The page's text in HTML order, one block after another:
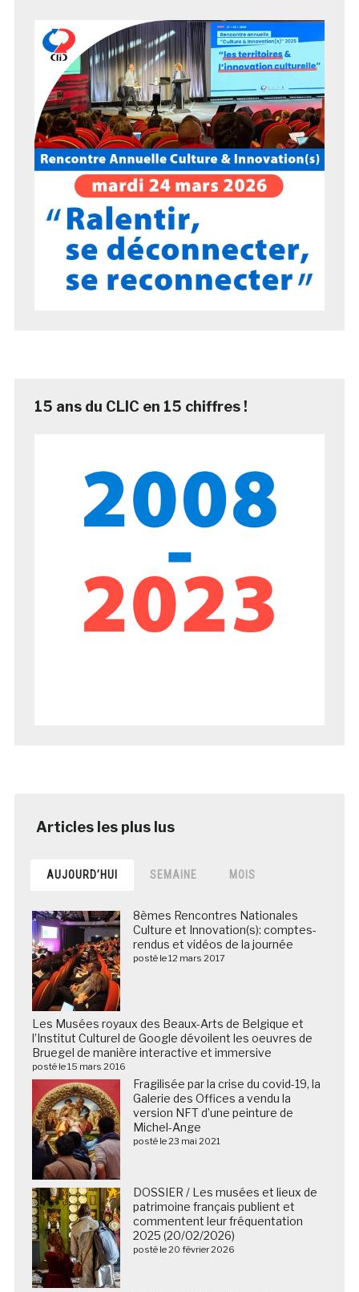
15 ans du CLIC en 15 chiffres !
AUJOURD’HUI SEMAINE MOIS
8èmes Rencontres Nationales
Culture et Innovation(s): comptes-
rendus et vidéos de la journée
posté le 12 mars 2017
Les Musées royaux des Beaux-Arts de Belgique et
l’Institut Culturel de Google dévoilent les oeuvres de
Bruegel de manière interactive et immersive
posté le 15 mars 2016
Fragilisée par la crise du covid-19, la
Galerie des Offices a vendu la
version NFT d’une peinture de
Michel-Ange
posté le 23 mai 2021
DOSSIER / Les musées et lieux de
patrimoine français publient et
commentent leur fréquentation
2025 (20/02/2026)
posté le 20 février 2026